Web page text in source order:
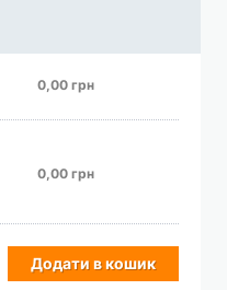
0,00 грн
0,00 грн
Додати в кошик